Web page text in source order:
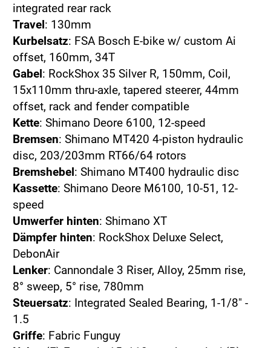
integrated rear rack
Travel: 130mm
Kurbelsatz: FSA Bosch E-bike w/ custom Ai
offset, 160mm, 34T
Gabel: RockShox 35 Silver R, 150mm, Coil,
15x110mm thru-axle, tapered steerer, 44mm
offset, rack and fender compatible
Kette: Shimano Deore 6100, 12-speed
Bremsen: Shimano MT420 4-piston hydraulic
disc, 203/203mm RT66/64 rotors
Bremshebel: Shimano MT400 hydraulic disc
Kassette: Shimano Deore M6100, 10-51, 12-
speed
Umwerfer hinten: Shimano XT
Dämpfer hinten: RockShox Deluxe Select,
DebonAir
Lenker: Cannondale 3 Riser, Alloy, 25mm rise,
8° sweep, 5° rise, 780mm
Steuersatz: Integrated Sealed Bearing, 1-1/8" -
1.5
Griffe: Fabric Funguy